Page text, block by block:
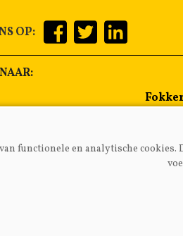
OP:
functionele en analytische